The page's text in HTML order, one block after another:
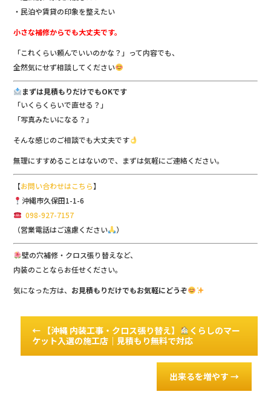
・民泊や賃貸の印象を整えたい
小さな補修からでも大丈夫です。
「これくらい頼んでいいのかな？」って内容でも、
全然気にせず相談してください
まずは見積もりだけでもOKです
「いくらくらいで直せる？」
「写真みたいになる？」
そんな感じのご相談でも大丈夫です
無理にすすめることはないので、まずは気軽にご連絡ください。
【お問い合わせはこちら】
沖縄市久保田1-1-6
098-927-7157
（営業電話はご遠慮ください
）
壁の穴補修・クロス張り替えなど、
内装のことならお任せください。
気になった方は、 お見積もりだけでもお気軽にどうぞ
← 【沖縄 内装工事・クロス張り替え】
くらしのマー
ケット入選の施工店｜見積もり無料で対応
出来るを増やす →